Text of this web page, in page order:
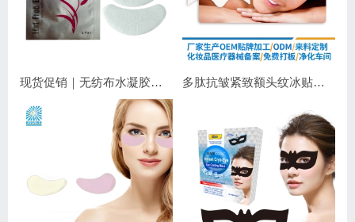
现货促销｜无纺布水凝胶睫毛眼贴 嫁接睫毛专用 补水保湿不干扰操作 多肽抗皱紧致额头纹冰贴｜淡化抬头纹紧致显年轻